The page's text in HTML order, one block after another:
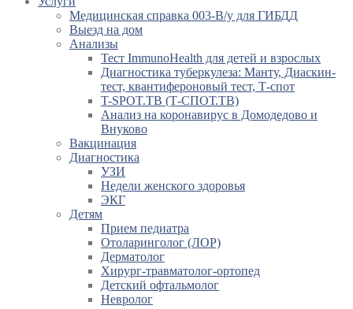
Медицинская справка 003-В/у для ГИБДД
Выезд на дом
Анализы
Тест ImmunoHealth для детей и взрослых
Диагностика туберкулеза: Манту, Диаскин-
тест, квантифероновый тест, Т-спот
T-SPOT.TB (Т-СПОТ.ТВ)
Анализ на коронавирус в Домодедово и
Внуково
Вакцинация
Диагностика
УЗИ
Недели женского здоровья
ЭКГ
Детям
Прием педиатра
Отоларинголог (ЛОР)
Дерматолог
Хирург-травматолог-ортопед
Детский офтальмолог
Невролог